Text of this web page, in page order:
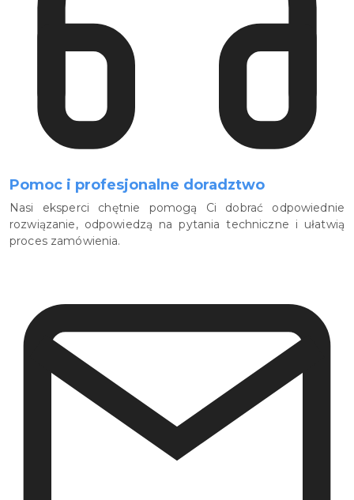
Pomoc i profesjonalne doradztwo
Nasi eksperci chętnie pomogą Ci dobrać odpowiednie
rozwiązanie, odpowiedzą na pytania techniczne i ułatwią
proces zamówienia.